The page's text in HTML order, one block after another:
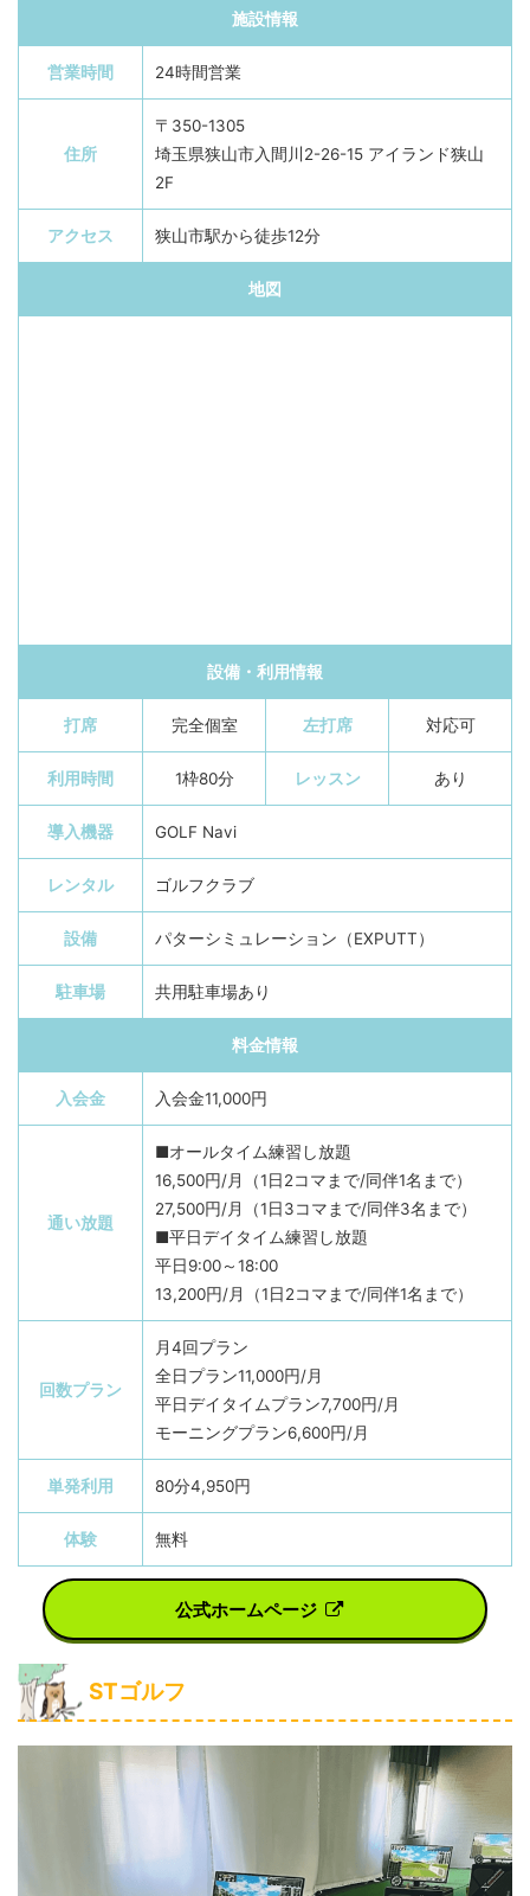
施設情報
営業時間 24時間営業
住所
〒350-1305
埼玉県狭山市入間川2-26-15 アイランド狭山
2F
アクセス 狭山市駅から徒歩12分
地図
設備・利用情報
打席 完全個室 左打席 対応可
利用時間 1枠80分 レッスン あり
導入機器 GOLF Navi
レンタル ゴルフクラブ
設備 パターシミュレーション（EXPUTT）
駐車場 共用駐車場あり
料金情報
入会金 入会金11,000円
通い放題
■オールタイム練習し放題
16,500円/月（1日2コマまで/同伴1名まで）
27,500円/月（1日3コマまで/同伴3名まで）
■平日デイタイム練習し放題
平日9:00～18:00
13,200円/月（1日2コマまで/同伴1名まで）
回数プラン
月4回プラン
全日プラン11,000円/月
平日デイタイムプラン7,700円/月
モーニングプラン6,600円/月
単発利用 80分4,950円
体験 無料
公式ホームページ
STゴルフ